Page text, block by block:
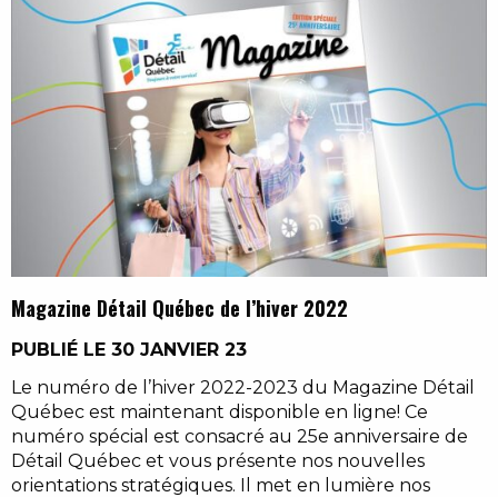
Magazine Détail Québec de l’hiver 2022
PUBLIÉ LE 30 JANVIER 23
Le numéro de l’hiver 2022-2023 du Magazine Détail
Québec est maintenant disponible en ligne! Ce
numéro spécial est consacré au 25e anniversaire de
Détail Québec et vous présente nos nouvelles
orientations stratégiques. Il met en lumière nos